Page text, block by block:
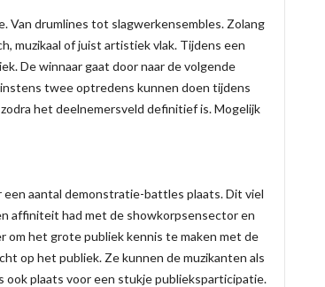
Van drumlines tot slagwerkensembles. Zolang
muzikaal of juist artistiek vlak. Tijdens een
De winnaar gaat door naar de volgende
twee optredens kunnen doen tijdens
het deelnemersveld definitief is. Mogelijk
aantal demonstratie-battles plaats. Dit viel
affiniteit had met de showkorpsensector en
om het grote publiek kennis te maken met de
op het publiek. Ze kunnen de muzikanten als
plaats voor een stukje publieksparticipatie.